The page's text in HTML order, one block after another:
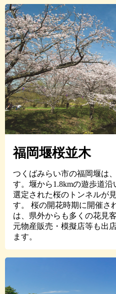
福岡堰桜並木
つくばみらい市の福岡堰は
す。堰から1.8kmの遊歩道
選定された桜のトンネルが
す。 桜の開花時期に開催さ
は、県外からも多くの花見
元物産販売・模擬店等も出
ます。